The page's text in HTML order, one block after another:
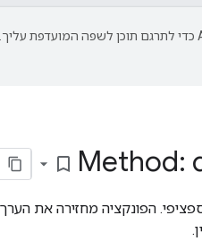
‫Google משתמשת בטכנולוגיית AI כדי לתרגם תוכן לשפה המועדפת עליך.
Method:
bookmark_border